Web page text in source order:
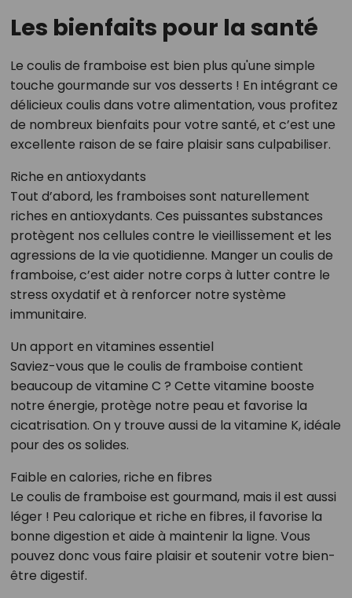
Les bienfaits pour la santé
Le coulis de framboise est bien plus qu'une simple
touche gourmande sur vos desserts ! En intégrant ce
délicieux coulis dans votre alimentation, vous profitez
de nombreux bienfaits pour votre santé, et c’est une
excellente raison de se faire plaisir sans culpabiliser.
Riche en antioxydants
Tout d’abord, les framboises sont naturellement
riches en antioxydants. Ces puissantes substances
protègent nos cellules contre le vieillissement et les
agressions de la vie quotidienne. Manger un coulis de
framboise, c’est aider notre corps à lutter contre le
stress oxydatif et à renforcer notre système
immunitaire.
Un apport en vitamines essentiel
Saviez-vous que le coulis de framboise contient
beaucoup de vitamine C ? Cette vitamine booste
notre énergie, protège notre peau et favorise la
cicatrisation. On y trouve aussi de la vitamine K, idéale
pour des os solides.
Faible en calories, riche en fibres
Le coulis de framboise est gourmand, mais il est aussi
léger ! Peu calorique et riche en fibres, il favorise la
bonne digestion et aide à maintenir la ligne. Vous
pouvez donc vous faire plaisir et soutenir votre bien-
être digestif.